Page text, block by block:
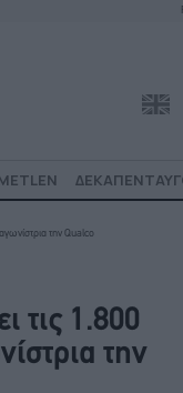
την Qualco
τις 1.800
την